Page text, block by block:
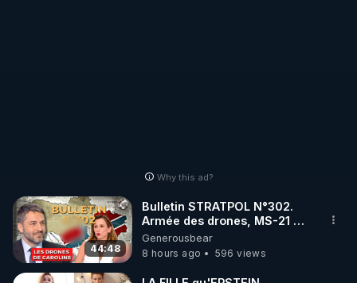
🌱 INSTAGRAM
https://www.instagram.com/rdlr_thierrycasasnovas/
Why this ad?
44:48
Bulletin STRATPOL N°302.
Armée des drones, MS-21 en
série, missiles coréens.
07.08.2026.
Generousbear
8 hours ago
596 views